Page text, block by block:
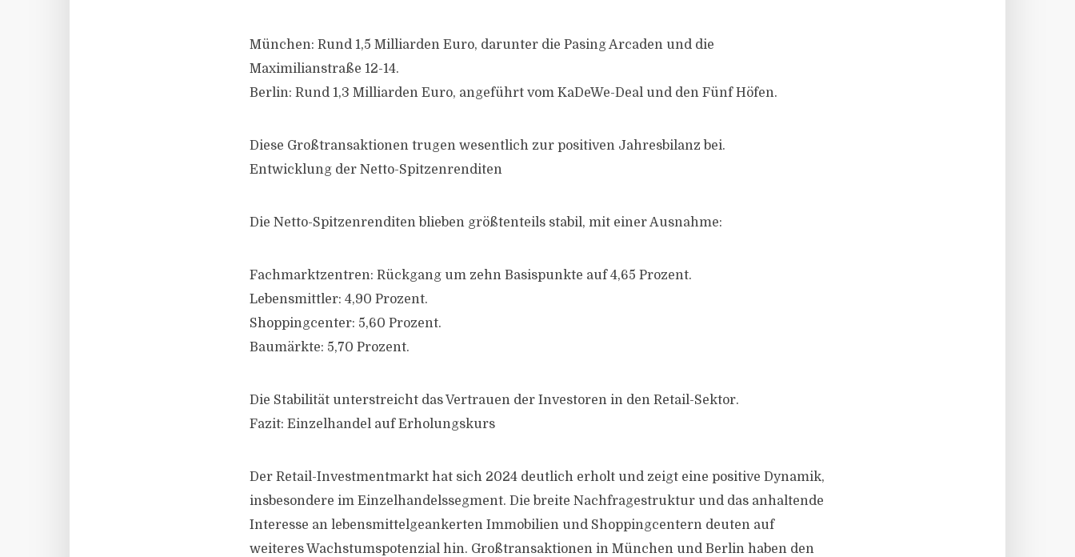
München: Rund 1,5 Milliarden Euro, darunter die Pasing Arcaden und die
Maximilianstraße 12-14.
Berlin: Rund 1,3 Milliarden Euro, angeführt vom KaDeWe-Deal und den Fünf Höfen.
Diese Großtransaktionen trugen wesentlich zur positiven Jahresbilanz bei.
Entwicklung der Netto-Spitzenrenditen
Die Netto-Spitzenrenditen blieben größtenteils stabil, mit einer Ausnahme:
Fachmarktzentren: Rückgang um zehn Basispunkte auf 4,65 Prozent.
Lebensmittler: 4,90 Prozent.
Shoppingcenter: 5,60 Prozent.
Baumärkte: 5,70 Prozent.
Die Stabilität unterstreicht das Vertrauen der Investoren in den Retail-Sektor.
Fazit: Einzelhandel auf Erholungskurs
Der Retail-Investmentmarkt hat sich 2024 deutlich erholt und zeigt eine positive Dynamik,
insbesondere im Einzelhandelssegment. Die breite Nachfragestruktur und das anhaltende
Interesse an lebensmittelgeankerten Immobilien und Shoppingcentern deuten auf
weiteres Wachstumspotenzial hin. Großtransaktionen in München und Berlin haben den